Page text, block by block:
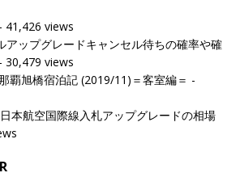
- 41,426 views
アップグレードキャンセル待ちの確率や確
- 30,479 views
覇旭橋宿泊記 (2019/11)＝客室編＝ -
本航空国際線入札アップグレードの相場